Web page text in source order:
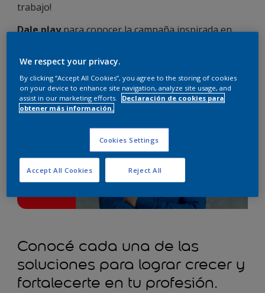
trabajo!
Dale playpara conocer la campaña inspirada en
Conocé cada una de las
soluciones para lograr crecer y
fortalecerte en tu profesión.
We respect your privacy.
By clicking “Accept All Cookies”, you agree to the storing of cookies
on your device to enhance site navigation, analyze site usage, and
assist in our marketing efforts.
Declaración de cookies para
obtener más información.
Cookies Settings
Reject All
Accept All Cookies